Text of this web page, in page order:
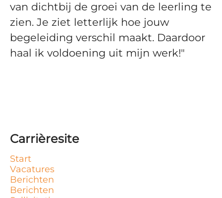
van dichtbij de groei van de leerling te
zien. Je ziet letterlijk hoe jouw
begeleiding verschil maakt. Daardoor
haal ik voldoening uit mijn werk!"
Carrièresite
Start
Vacatures
Berichten
Berichten